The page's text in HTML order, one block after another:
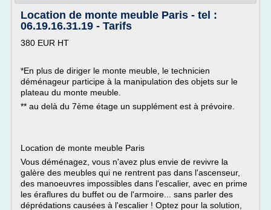
Location de monte meuble Paris - tel :
06.19.16.31.19 - Tarifs
380 EUR HT
*En plus de diriger le monte meuble, le technicien
déménageur participe à la manipulation des objets sur le
plateau du monte meuble.
** au delà du 7ème étage un supplément est à prévoire.
Location de monte meuble Paris
Vous déménagez, vous n'avez plus envie de revivre la
galère des meubles qui ne rentrent pas dans l'ascenseur,
des manoeuvres impossibles dans l'escalier, avec en prime
les éraflures du buffet ou de l'armoire... sans parler des
déprédations causées à l'escalier ! Optez pour la solution,